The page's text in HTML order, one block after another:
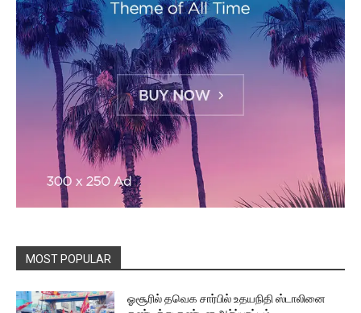
MOST POPULAR
ஓசூரில் தவெக சார்பில் உதயநிதி ஸ்டாலினை